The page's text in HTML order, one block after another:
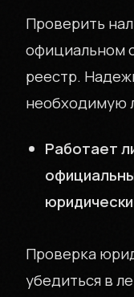
Проверить
официальном
реестр.
необходимую
Работает
Проверка
убедиться в